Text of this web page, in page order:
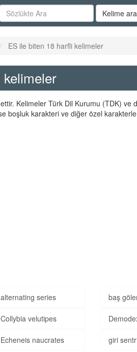
Kelime ara
ES ile biten 18 harfli kelimeler
kelimeler
Kelimeler Türk Dil Kurumu (TDK) ve
boşluk karakteri ve diğer özel
alternating series baş
Collybia velutipes
Echeneis naucrates giri